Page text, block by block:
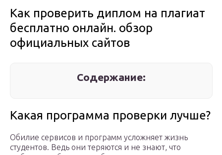
Как проверить диплом на плагиат
бесплатно онлайн. обзор
официальных сайтов
Содержание:
Какая программа проверки лучше?
Обилие сервисов и программ усложняет жизнь
студентов. Ведь они теряются и не знают, что